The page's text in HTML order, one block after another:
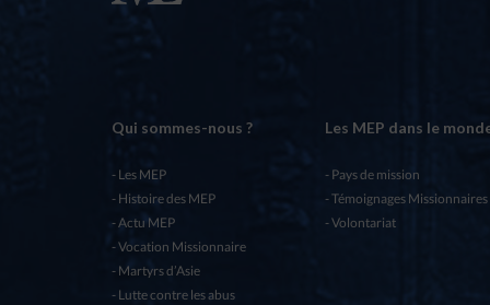
Qui sommes-nous ?
Les MEP
Histoire des MEP
Actu MEP
Vocation Missionnaire
Martyrs d’Asie
Lutte contre les abus
Les MEP dans le
Pays de mission
Témoignages Missionnaires
Volontariat